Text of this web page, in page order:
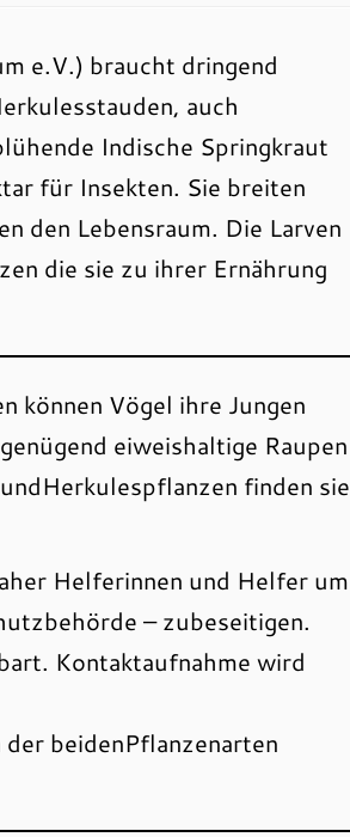
e.V.) braucht dringend
auch
Indische Springkraut
für Insekten. Sie breiten
den Lebensraum. Die Larven
die sie zu ihrer Ernährung
können Vögel ihre Jungen
eiweishaltige Raupen
finden sie
Helferinnen und Helfer um
– zubeseitigen.
Kontaktaufnahme wird
beidenPflanzenarten